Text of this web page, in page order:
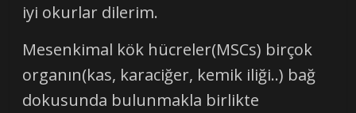
iyi okurlar dilerim.
Mesenkimal kök hücreler(MSCs) birçok
organın(kas, karaciğer, kemik iliği..) bağ
dokusunda bulunmakla birlikte